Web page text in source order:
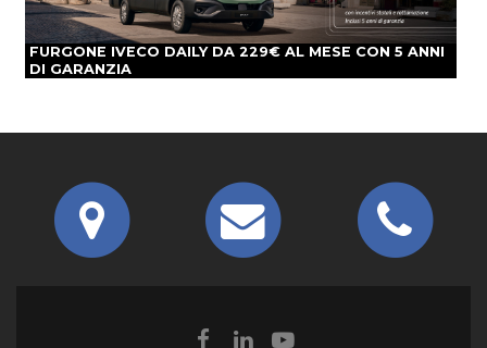
FURGONE IVECO DAILY DA 229€ AL MESE CON 5 ANNI
DI GARANZIA